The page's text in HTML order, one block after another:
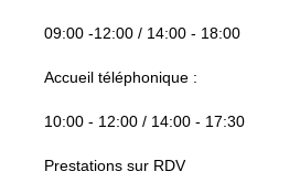
09:00 -12:00 / 14:00 - 18:00
Accueil téléphonique :
10:00 - 12:00 / 14:00 - 17:30
Prestations sur RDV